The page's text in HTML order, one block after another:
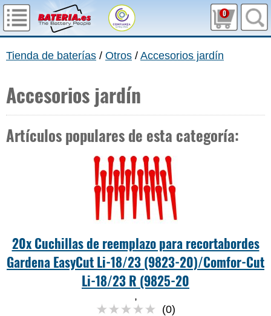
0
Tienda de baterías / Otros / Accesorios jardín
Accesorios jardín
Artículos populares de esta categoría:
20x Cuchillas de reemplazo para recortabordes
Gardena EasyCut Li-18/23 (9823-20)/Comfor-Cut
Li-18/23 R (9825-20
,
(0)